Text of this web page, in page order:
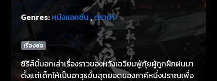
Genres: หนังแอคชั่น,ดราม่า
เรื่องย่อ
ซีรีส์นี้บอกเล่าเรื่องราวของหวังเฉวียนฟู่กุ้ยผู้ถูกฝึกฝนมา
ตั้งแต่เด็กให้เป็นอาวุธขั้นสุดยอดของภาคีหนึ่งปราณเพื่อ